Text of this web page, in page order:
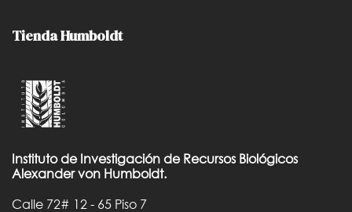
Tienda Humboldt
Instituto de Investigación de Recursos Biológicos
Alexander von Humboldt.
Calle 72# 12 - 65 Piso 7